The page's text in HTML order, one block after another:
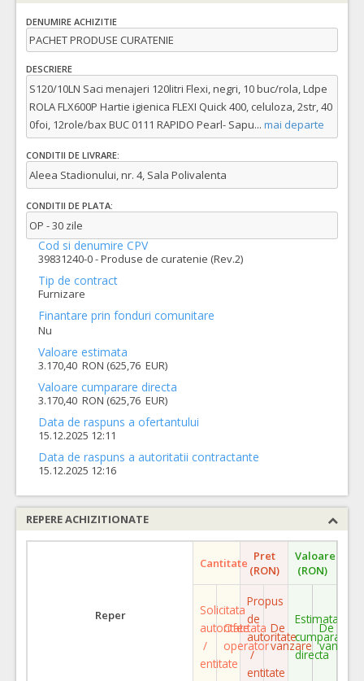
DENUMIRE ACHIZITIE
PACHET PRODUSE CURATENIE
DESCRIERE
S120/10LN Saci menajeri 120litri Flexi, negri, 10 buc/rola, Ldpe
ROLA FLX600P Hartie igienica FLEXI Quick 400, celuloza, 2str, 40
0foi, 12role/bax BUC 0111 RAPIDO Pearl- Sapu... mai departe
CONDITII DE LIVRARE:
Aleea Stadionului, nr. 4, Sala Polivalenta
CONDITII DE PLATA:
OP - 30 zile
Cod si denumire CPV
39831240-0 - Produse de curatenie (Rev.2)
Tip de contract
Furnizare
Finantare prin fonduri comunitare
Nu
Valoare estimata
3.170,40 RON (625,76 EUR)
Valoare cumparare directa
3.170,40 RON (625,76 EUR)
Data de raspuns a ofertantului
15.12.2025 12:11
Data de raspuns a autoritatii contractante
15.12.2025 12:16
REPERE ACHIZITIONATE
Reper
Cantitate Pret
(RON)
Valoare
(RON)
Solicitata
autoritate
/
entitate
Ofertata
operator
Propus
de
autoritate
/
entitate
De
vanzare
Estimata
cumparare
directa
De
vanzare